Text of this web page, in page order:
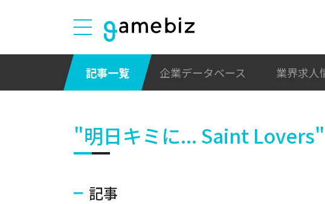
記事一覧 企業データベース 業界求人
"明日キミに... Saint Lovers"
記事